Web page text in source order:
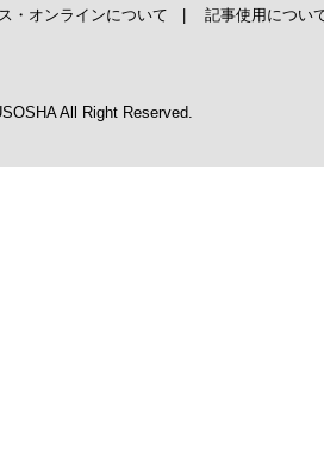
・オンラインについて 記事使用につい
All Right Reserved.